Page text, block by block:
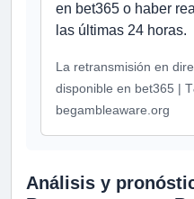
en bet365 o haber
las últimas 24 horas.
La retransmisión en
disponible en bet365 |
begambleaware.org
Análisis y